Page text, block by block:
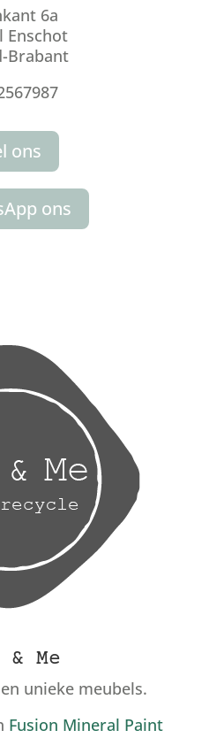
6a
Enschot
Brabant
ons
ons
Me
unieke meubels.
Fusion Mineral Paint